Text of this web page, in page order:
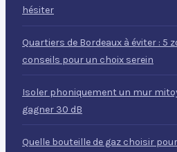
hésiter
Quartiers de Bordeaux à éviter : 5
conseils pour un choix serein
Isoler phoniquement un mur
gagner 30 dB
Quelle bouteille de gaz choisir